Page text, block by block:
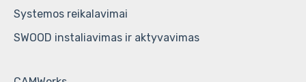
Systemos reikalavimai
SWOOD instaliavimas ir aktyvavimas